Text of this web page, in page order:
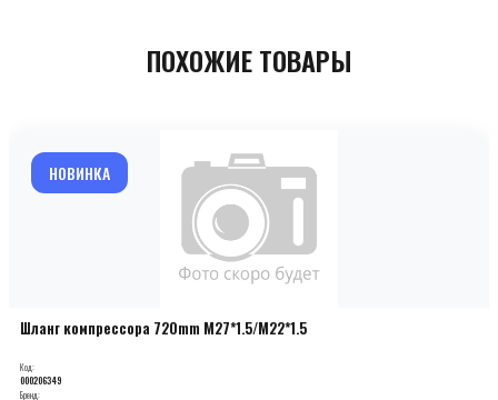
ПОХОЖИЕ ТОВАРЫ
НОВИНКА
Шланг компрессора 720mm М27*1.5/М22*1.5
Код:
000206349
Бренд: